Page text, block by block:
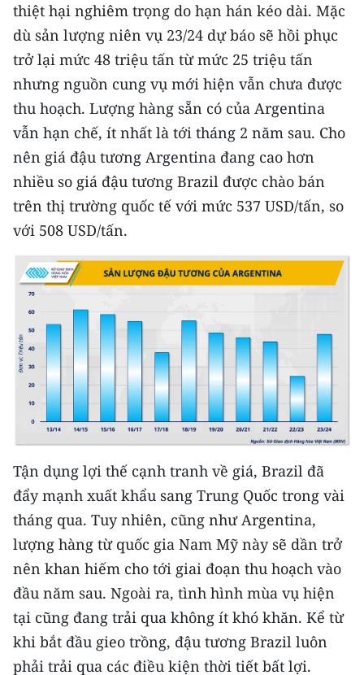
CÁC CHUYÊN TRANG
VỀ BÁO NHÂN DÂN
THỜI NAY
NHÂN DÂN CUỐI TUẦN
NHÂN DÂN HẰNG THÁNG
MUA BÁO
ĐỌC BÁO IN
ENGLISH
中文
FRANÇAIS
ESPAÑOL
한국어
thiệt hại nghiêm trọng do hạn hán kéo dài. Mặc
dù sản lượng niên vụ 23/24 dự báo sẽ hồi phục
trở lại mức 48 triệu tấn từ mức 25 triệu tấn
nhưng nguồn cung vụ mới hiện vẫn chưa được
thu hoạch. Lượng hàng sẵn có của Argentina
vẫn hạn chế, ít nhất là tới tháng 2 năm sau. Cho
nên giá đậu tương Argentina đang cao hơn
nhiều so giá đậu tương Brazil được chào bán
trên thị trường quốc tế với mức 537 USD/tấn, so
với 508 USD/tấn.
Tận dụng lợi thế cạnh tranh về giá, Brazil đã
đẩy mạnh xuất khẩu sang Trung Quốc trong vài
tháng qua. Tuy nhiên, cũng như Argentina,
lượng hàng từ quốc gia Nam Mỹ này sẽ dần trở
nên khan hiếm cho tới giai đoạn thu hoạch vào
đầu năm sau. Ngoài ra, tình hình mùa vụ hiện
tại cũng đang trải qua không ít khó khăn. Kể từ
khi bắt đầu gieo trồng, đậu tương Brazil luôn
phải trải qua các điều kiện thời tiết bất lợi.